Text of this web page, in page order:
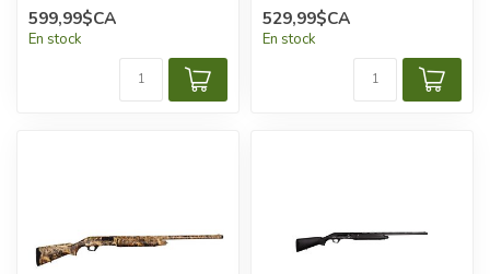
appliqués.
599,99$CA
En stock
appliqués.
529,99$CA
En stock